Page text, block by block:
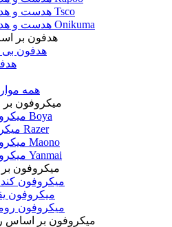
هدست و هدفون Tsco
هدست و هدفون Onikuma
هدفون بر
هدفون
همه
میکروفون
میکروفون Boya
میکروفن Razer
میکروفون Maono
میکروفون Yanmai
میکروفون
میکروفون
میکروفون
میکروفون
میکروفون بر اساس